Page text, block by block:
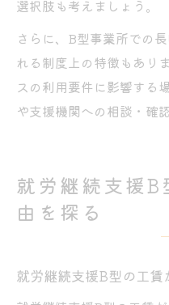
選択肢も考えましょう。
さらに、B型事業所での
れる制度上の特徴もあり
スの利用要件に影響する
や支援機関への相談・確
就労継続支援B
由を探る
就労継続支援B型の工賃